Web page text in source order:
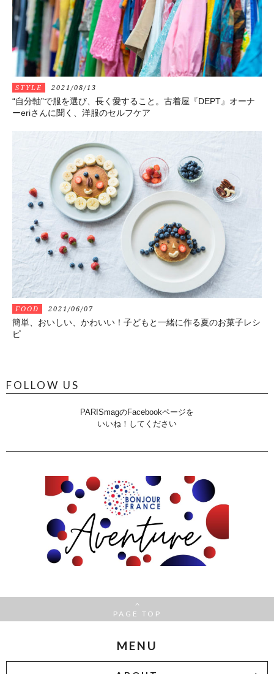
STYLE 2021/08/13
“自分軸”で服を選び、長く愛すること。古着屋『DEPT』オーナ
ーeriさんに聞く、洋服のセルフケア
FOOD 2021/06/07
簡単、おいしい、かわいい！子どもと一緒に作る夏のお菓子レシ
ピ
FOLLOW US
PARISmagのFacebookページを
いいね！してください
PAGE TOP
MENU